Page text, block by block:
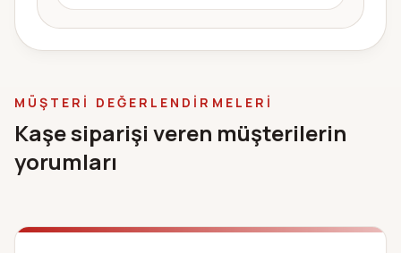
MÜŞTERI DEĞERLENDIRMELERI
Kaşe siparişi veren müşterilerin
yorumları